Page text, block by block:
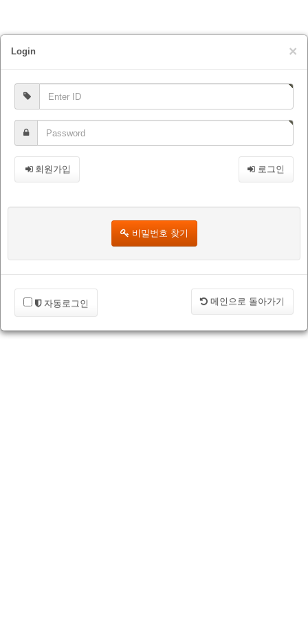
×
Login
로그인
회원가입
비밀번호 찾기
자동로그인 메인으로 돌아가기